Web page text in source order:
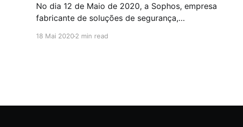
No dia 12 de Maio de 2020, a Sophos, empresa
fabricante de soluções de segurança,
18 Mai 20202 min read